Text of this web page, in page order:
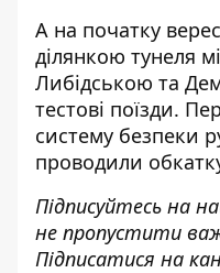
А на початку
ділянкою тунеля
Либідською та
тестові поїзди.
систему безпеки
проводили
Підписуйтесь на
не пропустити
Підписатися на